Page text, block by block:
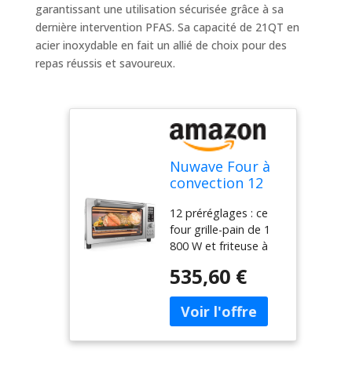
garantissant une utilisation sécurisée grâce à sa
dernière intervention PFAS. Sa capacité de 21QT en
acier inoxydable en fait un allié de choix pour des
repas réussis et savoureux.
Nuwave Four à
convection 12
convection plus
rapide et
croustillante,
personnalisable,
50°-450°F,
dernière
intervention
PFAS, 21QT,
12 préréglages : ce
four grille-pain de 1
800 W et friteuse à
incluent frire de l'air,
rôtir à l'air, griller,
cuire, rôtir, bagel,
griller, rôtir,
déshydrater,
535,60 €